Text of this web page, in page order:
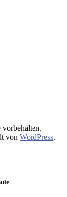
vorbehalten.
von WordPress.